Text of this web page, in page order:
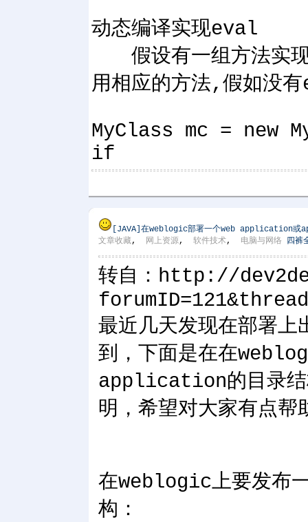
动态编译实现eval
假设有一组方法实现
用相应的方法,假如没
MyClass mc = new
if
[JAVA] 在weblogic部署一个web application或
文章收藏, 网上资源, 软件技术, 电脑与网络 四裤
转自：http://
最近几天发现在部署上
到，下面是在在
application的目录结
明，希望对大家有点帮
在weblogic上要发布
构：